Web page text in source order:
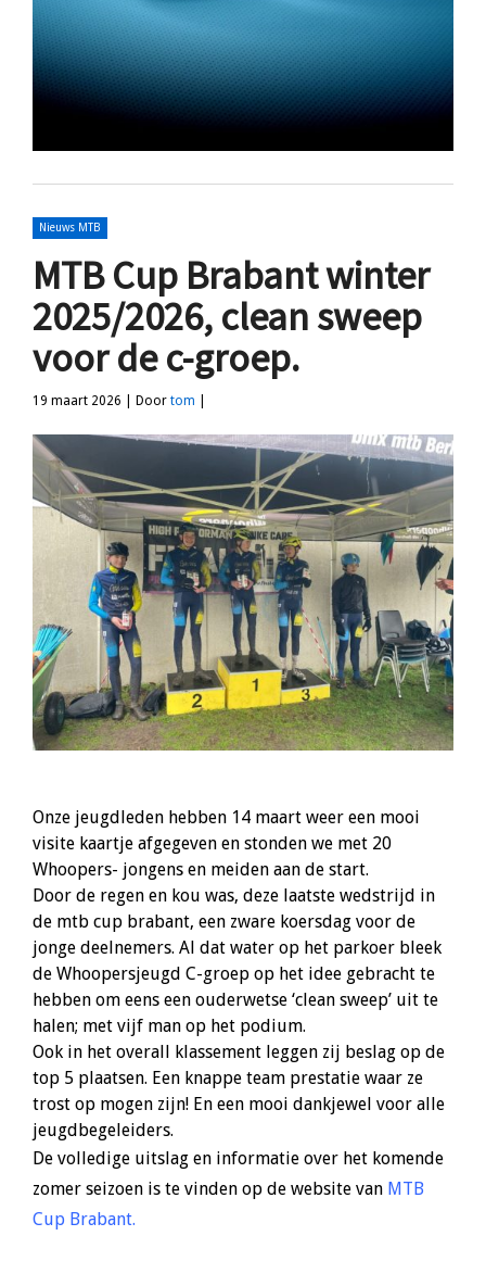
Nieuws MTB
MTB Cup Brabant winter
2025/2026, clean sweep
voor de c-groep.
19 maart 2026 | Door tom
Onze jeugdleden hebben 14 maart weer een mooi
visite kaartje afgegeven en stonden we met 20
Whoopers- jongens en meiden aan de start.
Door de regen en kou was, deze laatste wedstrijd in
de mtb cup brabant, een zware koersdag voor de
jonge deelnemers. Al dat water op het parkoer bleek
de Whoopersjeugd C-groep op het idee gebracht te
hebben om eens een ouderwetse ‘clean sweep’ uit te
halen; met vijf man op het podium.
Ook in het overall klassement leggen zij beslag op de
top 5 plaatsen. Een knappe team prestatie waar ze
trost op mogen zijn! En een mooi dankjewel voor alle
jeugdbegeleiders.
De volledige uitslag en informatie over het komende
zomer seizoen is te vinden op de website van MTB
Cup Brabant.